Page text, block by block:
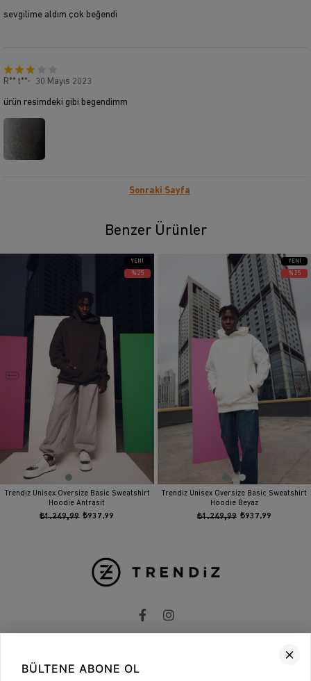
sevgilime aldım çok beğendi
R** t** 30 Mayıs 2023
ürün resimdeki gibi begendimm
Sonraki Sayfa
Benzer Ürünler
Trendiz Unisex Oversize Basic Sweatshirt
Hoodie Antrasit
₺937,99
₺1.249,99
YENI
ÜRÜN
%25
Trendiz Unisex Oversize Basic Sweatshirt
Hoodie Beyaz
₺937,99
₺1.249,99
YENI
ÜRÜN
%25
BÜLTENE ABONE OL